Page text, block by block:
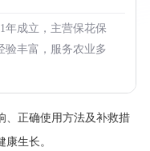
年成立，主营保花保
验丰富，服务农业多
、正确使用方法及补救措
生长。